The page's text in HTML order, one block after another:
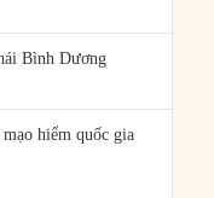
Bình Dương
hiểm quốc gia